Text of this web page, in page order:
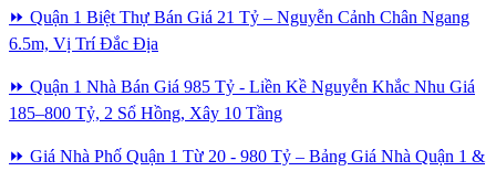
⏩ Quận 1 Biệt Thự Bán Giá 21 Tỷ – Nguyễn Cảnh Chân Ngang
6.5m, Vị Trí Đắc Địa
⏩ Quận 1 Nhà Bán Giá 985 Tỷ - Liền Kề Nguyễn Khắc Nhu Giá
185–800 Tỷ, 2 Sổ Hồng, Xây 10 Tầng
⏩ Giá Nhà Phố Quận 1 Từ 20 - 980 Tỷ – Bảng Giá Nhà Quận 1 &